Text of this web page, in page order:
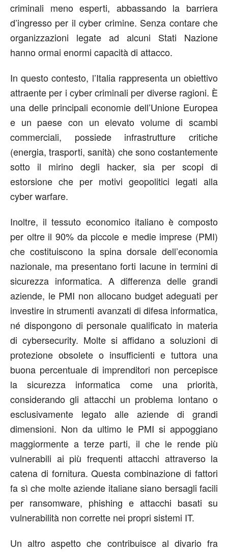
criminali meno esperti, abbassando la barriera
d’ingresso per il cyber crimine. Senza contare che
organizzazioni legate ad alcuni Stati Nazione
hanno ormai enormi capacità di attacco.
In questo contesto, l’Italia rappresenta un obiettivo
attraente per i cyber criminali per diverse ragioni. È
una delle principali economie dell’Unione Europea
e un paese con un elevato volume di scambi
commerciali, possiede infrastrutture critiche
(energia, trasporti, sanità) che sono costantemente
sotto il mirino degli hacker, sia per scopi di
estorsione che per motivi geopolitici legati alla
cyber warfare.
Inoltre, il tessuto economico italiano è composto
per oltre il 90% da piccole e medie imprese (PMI)
che costituiscono la spina dorsale dell’economia
nazionale, ma presentano forti lacune in termini di
sicurezza informatica. A differenza delle grandi
aziende, le PMI non allocano budget adeguati per
investire in strumenti avanzati di difesa informatica,
né dispongono di personale qualificato in materia
di cybersecurity. Molte si affidano a soluzioni di
protezione obsolete o insufficienti e tuttora una
buona percentuale di imprenditori non percepisce
la sicurezza informatica come una priorità,
considerando gli attacchi un problema lontano o
esclusivamente legato alle aziende di grandi
dimensioni. Non da ultimo le PMI si appoggiano
maggiormente a terze parti, il che le rende più
vulnerabili ai più frequenti attacchi attraverso la
catena di fornitura. Questa combinazione di fattori
fa sì che molte aziende italiane siano bersagli facili
per ransomware, phishing e attacchi basati su
vulnerabilità non corrette nei propri sistemi IT.
Un altro aspetto che contribuisce al divario fra